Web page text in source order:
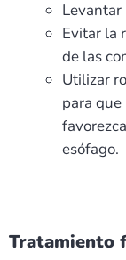
Levantar
Evitar la
de las
Utilizar
para que
esófago.
Tratamiento